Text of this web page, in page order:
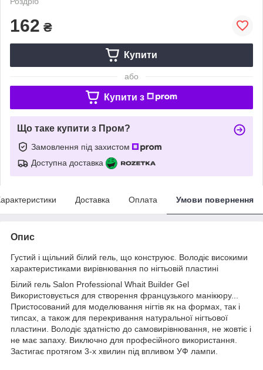
162 ₴
Купити
або
Купити з
Що таке купити з Пром?
Замовлення під захистом
Доступна доставка
Доставка Оплата Умови повернення
Опис
Густий і щільний білий гель, що конструює. Володіє високими
характеристиками вирівнювання по нігтьовій пластині
Білий гель Salon Professional Whait Builder Gel
Використовується для створення французького манікюру...
Пристосований для моделювання нігтів як на формах, так і
типсах, а також для перекривання натуральної нігтьової
пластини. Володіє здатністю до самовирівнювання, не жовтіє і
не має запаху. Виключно для професійного використання.
Застигає протягом 3-х хвилин під впливом УФ лампи.